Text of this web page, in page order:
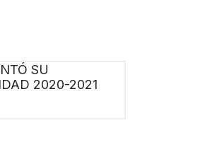
SU
2020-2021